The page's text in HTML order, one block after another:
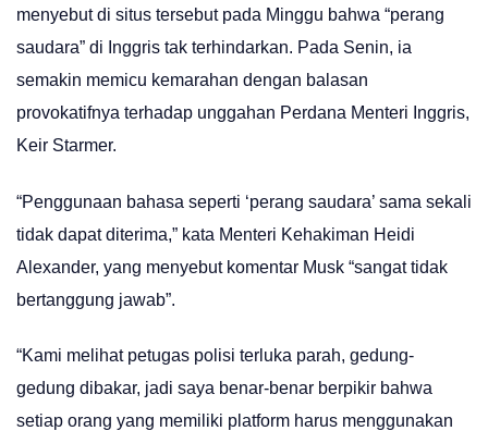
menyebut di situs tersebut pada Minggu bahwa “perang
saudara” di Inggris tak terhindarkan. Pada Senin, ia
semakin memicu kemarahan dengan balasan
provokatifnya terhadap unggahan Perdana Menteri Inggris,
Keir Starmer.
“Penggunaan bahasa seperti ‘perang saudara’ sama sekali
tidak dapat diterima,” kata Menteri Kehakiman Heidi
Alexander, yang menyebut komentar Musk “sangat tidak
bertanggung jawab”.
“Kami melihat petugas polisi terluka parah, gedung-
gedung dibakar, jadi saya benar-benar berpikir bahwa
setiap orang yang memiliki platform harus menggunakan